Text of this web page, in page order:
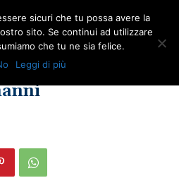
Amianto, ne
sicuri che tu possa avere la
sito. Se continui ad utilizzare
che tu ne sia felice.
Leggi di più